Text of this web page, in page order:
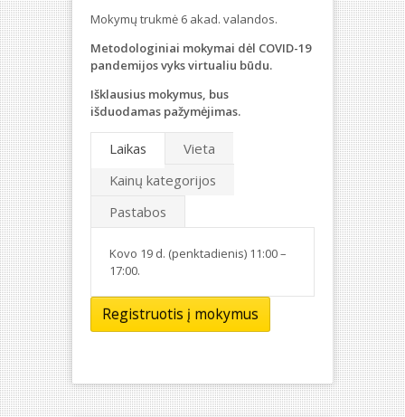
Mokymų trukmė 6 akad. valandos.
Metodologiniai mokymai dėl COVID-19
pandemijos vyks virtualiu būdu.
Išklausius mokymus, bus
išduodamas pažymėjimas.
Laikas
Vieta
Kainų kategorijos
Pastabos
Kovo 19 d. (penktadienis) 11:00 –
17:00.
Registruotis į mokymus